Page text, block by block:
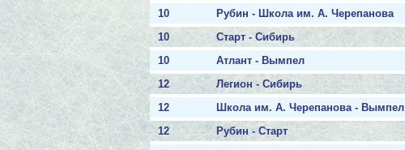
10 Рубин - Школа им. А. Черепанова
10 Старт - Сибирь
10 Атлант - Вымпел
12 Легион - Сибирь
12 Школа им. А. Черепанова - Вымпел
12 Рубин - Старт